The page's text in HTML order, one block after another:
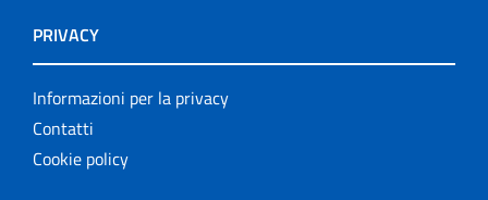
PRIVACY
Informazioni per la privacy
Contatti
Cookie policy